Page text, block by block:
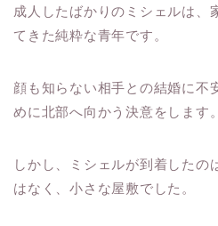
成人したばかりのミシェルは、
てきた純粋な青年です。
顔も知らない相手との結婚に不
めに北部へ向かう決意をします。
しかし、ミシェルが到着したの
はなく、小さな屋敷でした。